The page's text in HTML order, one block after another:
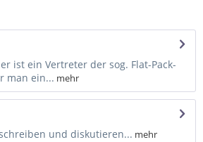
ist ein Vertreter der sog. Flat-Pack-
man ein... mehr
und diskutieren... mehr